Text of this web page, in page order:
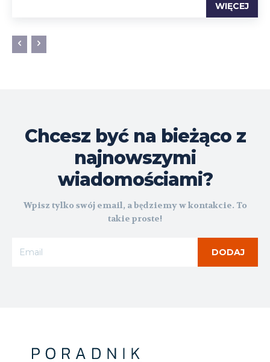
WIĘCEJ
Chcesz być na bieżąco z
najnowszymi
wiadomościami?
Wpisz tylko swój email, a będziemy w kontakcie. To
takie proste!
DODAJ